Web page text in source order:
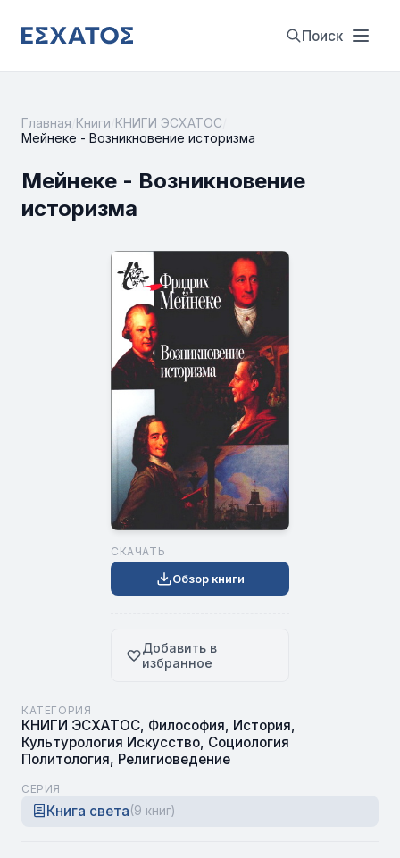
Поиск
Главная Книги КНИГИ ЭСХАТОС
Мейнеке - Возникновение историзма
Мейнеке - Возникновение
историзма
СКАЧАТЬ
Обзор книги
Добавить в
избранное
КАТЕГОРИЯ
КНИГИ ЭСХАТОС, Философия, История,
Культурология Искусство, Социология
Политология, Религиоведение
СЕРИЯ
Книга света(9 книг)